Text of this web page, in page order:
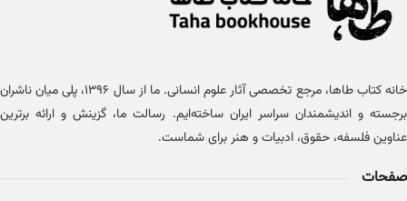
خانه کتاب طاها، مرجع تخصصی آثار علوم انسانی. ما از سال ۱۳۹۶، پلی میان ناشران
برجسته و اندیشمندان سراسر ایران ساخته‌ایم. رسالت ما، گزینش و ارائه برترین
عناوین فلسفه، حقوق، ادبیات و هنر برای شماست.
صفحات